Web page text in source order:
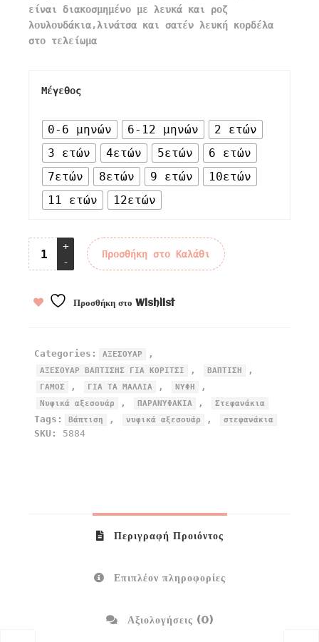
είναι διακοσμημένο με λευκά και ροζ
λουλουδάκια,λινάτσα και σατέν λευκή κορδέλα
στο τελείωμα
Μέγεθος
0-6 μηνών 6-12 μηνών
2 ετών
3 ετών
4ετών 5ετών
6 ετών
7ετών
8ετών 9 ετών
10ετών
11 ετών
12ετών
Προσθήκη στο Καλάθι
Προσθήκη στο Wishlist
Categories: ΑΞΕΣΟΥΑΡ ,
ΑΞΕΣΟΥΑΡ ΒΑΠΤΙΣΗΣ ΓΙΑ ΚΟΡΙΤΣΙ , ΒΑΠΤΙΣΗ ,
ΓΑΜΟΣ , ΓΙΑ ΤΑ ΜΑΛΛΙΑ , ΝΥΦΗ ,
Νυφικά αξεσουάρ , ΠΑΡΑΝΥΦΑΚΙΑ , Στεφανάκια
Tags: Βάπτιση , νυφικά αξεσουάρ , στεφανάκια
SKU: 5884
Περιγραφή Προιόντος
Επιπλέον πληροφορίες
Αξιολογήσεις (0)